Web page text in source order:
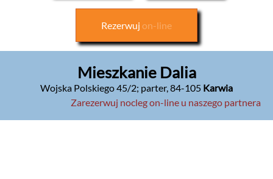
Rezerwuj on-line
Mieszkanie Dalia
Wojska Polskiego 45/2; parter,84-105 Karwia
Zarezerwuj nocleg on-line u naszego partnera